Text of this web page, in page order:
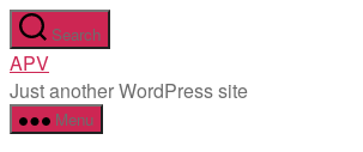
Skip
to
the
content
Search
APV
Just another WordPress site
Menu